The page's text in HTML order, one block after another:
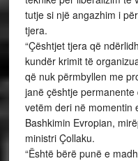
tutje si një angazhim i
tjera.
“Çështjet tjera që
kundër krimit të
që nuk përmbyllen me
janë çështje
vetëm deri në momentin
Bashkimin Evropian,
ministri Çollaku.
“Është bërë punë e